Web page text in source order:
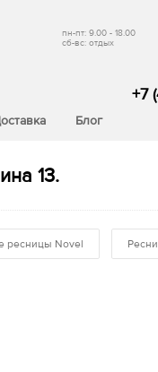
пн-пт: 9.00 - 18.00
сб-вс: отдых
Блог
+7
13.
ресницы Novel